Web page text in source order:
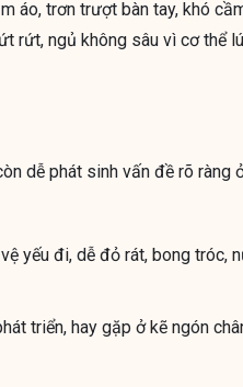
áo, trơn trượt bàn tay, khó
rứt, ngủ không sâu vì cơ thể
dễ phát sinh vấn đề rõ ràng
yếu đi, dễ đỏ rát, bong tróc,
triển, hay gặp ở kẽ ngón